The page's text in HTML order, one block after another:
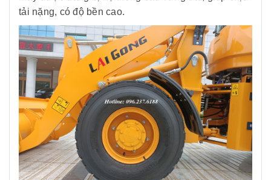
tải nặng, có độ bền cao.